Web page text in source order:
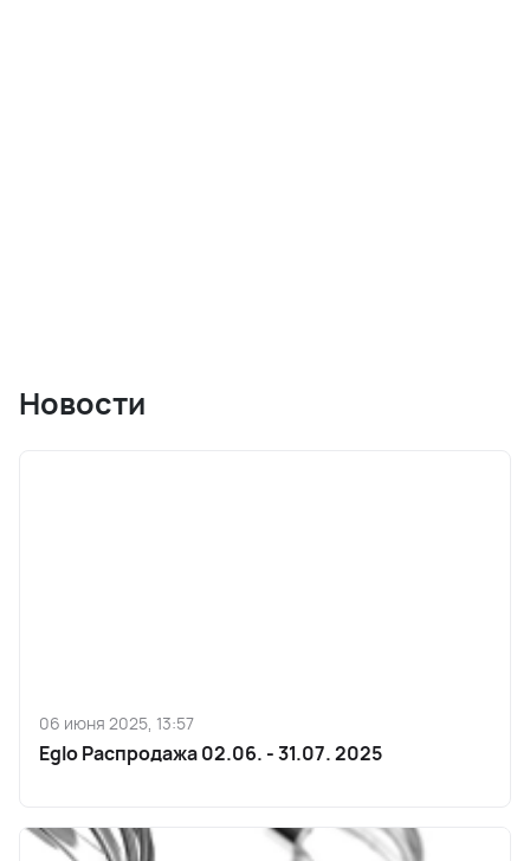
Новости
06 июня 2025, 13:57
Eglo Распродажа 02.06. - 31.07. 2025